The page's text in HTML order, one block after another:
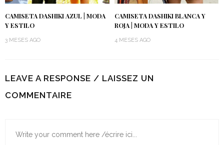
CAMISETA DASHIKI AZUL | MODA
Y ESTILO
3 MESES AGO
CAMISETA DASHIKI BLANCA Y
ROJA | MODA Y ESTILO
4 MESES AGO
LEAVE A RESPONSE / LAISSEZ UN
COMMENTAIRE